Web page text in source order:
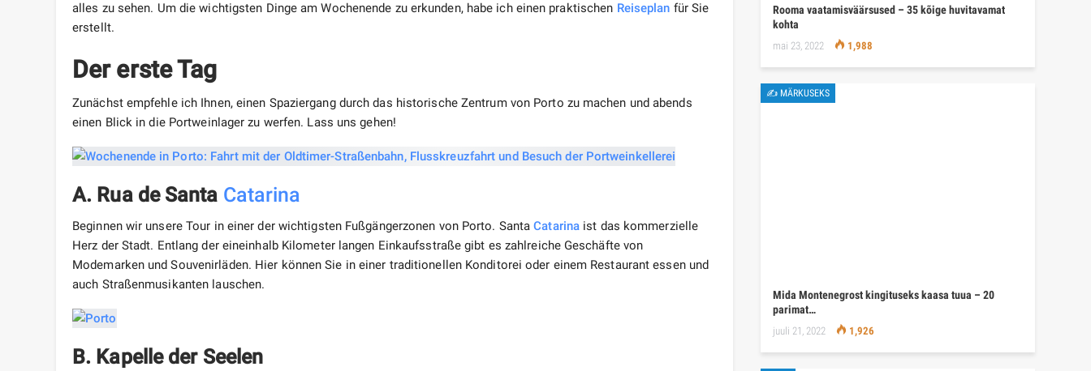
alles zu sehen. Um die wichtigsten Dinge am Wochenende zu erkunden, habe ich einen praktischen Reiseplan für Sie
erstellt.
Der erste Tag
Zunächst empfehle ich Ihnen, einen Spaziergang durch das historische Zentrum von Porto zu machen und abends
einen Blick in die Portweinlager zu werfen. Lass uns gehen!
A. Rua de Santa Catarina
Beginnen wir unsere Tour in einer der wichtigsten Fußgängerzonen von Porto. SantaCatarina ist das kommerzielle
Herz der Stadt. Entlang der eineinhalb Kilometer langen Einkaufsstraße gibt es zahlreiche Geschäfte von
Modemarken und Souvenirläden. Hier können Sie in einer traditionellen Konditorei oder einem Restaurant essen und
auch Straßenmusikanten lauschen.
B. Kapelle der Seelen
Rooma vaatamisväärsused – 35 kõige huvitavamat
kohta
mai 23, 2022 1,988
✍ MÄRKUSEKS
Mida Montenegrost kingituseks kaasa tuua – 20
parimat…
juuli 21, 2022 1,926